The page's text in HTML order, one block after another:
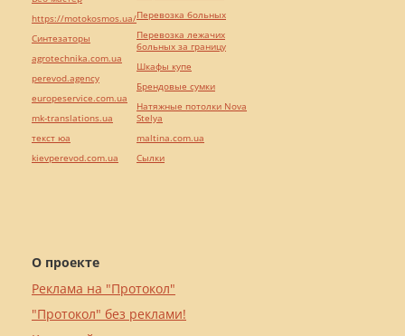
О проекте
Реклама на "Протокол"
"Протокол" без реклами!
https://motokosmos.ua/
Синтезаторы
agrotechnika.com.ua
perevod.agency
europeservice.com.ua
mk-translations.ua
текст юа
kievperevod.com.ua
Перевозка больных
Перевозка лежачих
больных за границу
Шкафы купе
Брендовые сумки
Натяжные потолки Nova
Stelya
maltina.com.ua
Cылки